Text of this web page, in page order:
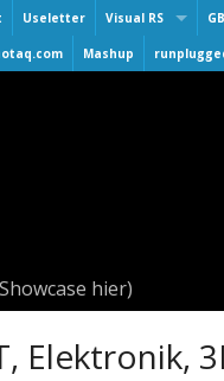
Useletter Visual RS
Virtuelle
S Immo
Mashup
hier)
Elektronik,